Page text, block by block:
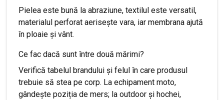
Pielea este bună la abraziune, textilul este versatil,
materialul perforat aerisește vara, iar membrana ajută
în ploaie și vânt.
Ce fac dacă sunt între două mărimi?
Verifică tabelul brandului și felul în care produsul
trebuie să stea pe corp. La echipament moto,
gândește poziția de mers; la outdoor și hochei,